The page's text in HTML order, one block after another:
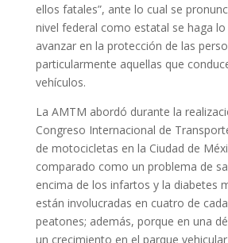
ellos fatales”, ante lo cual se
nivel federal como estatal se haga
avanzar en la protección de las
particularmente aquellas que
vehículos.
La AMTM abordó durante la
Congreso Internacional de
de motocicletas en la Ciudad de
comparado como un problema de
encima de los infartos y la diabetes
están involucradas en cuatro de
peatones; además, porque en una
un crecimiento en el parque